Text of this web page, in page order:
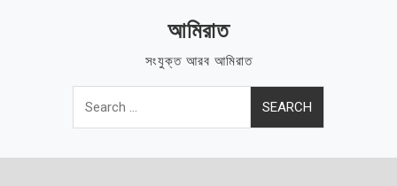
আমিরাত
সংযুক্ত আরব আমিরাত
Search
for: